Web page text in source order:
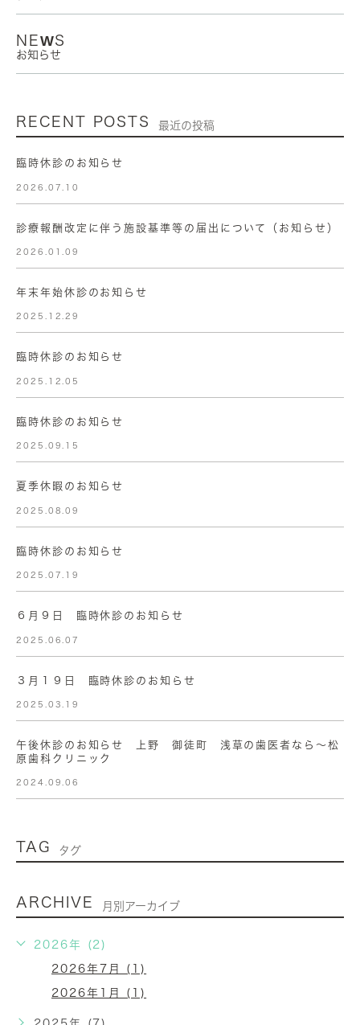
NEWS
お知らせ
RECENT POSTS 最近の投稿
臨時休診のお知らせ
2026.07.10
診療報酬改定に伴う施設基準等の届出について（お知らせ）
2026.01.09
年末年始休診のお知らせ
2025.12.29
臨時休診のお知らせ
2025.12.05
臨時休診のお知らせ
2025.09.15
夏季休暇のお知らせ
2025.08.09
臨時休診のお知らせ
2025.07.19
６月９日 臨時休診のお知らせ
2025.06.07
３月１９日 臨時休診のお知らせ
2025.03.19
午後休診のお知らせ 上野 御徒町 浅草の歯医者なら〜松
原歯科クリニック
2024.09.06
TAG タグ
ARCHIVE 月別アーカイブ
2026年 (2)
2026年7月 (1)
2026年1月 (1)